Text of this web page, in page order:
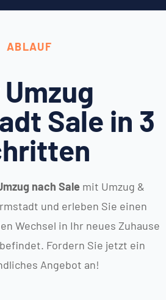
ABLAUF
Sale in 3
nach Salemit Umzug &
und erleben Sie einen
Wechsel in Ihr neues Zuhause
Fordern Sie jetzt ein
Angebot an!